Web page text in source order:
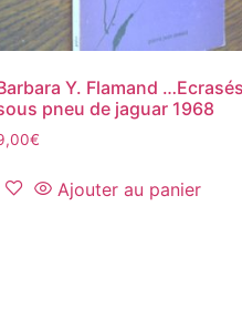
Y. Flamand …Ecrasés
pneu de jaguar 1968
€
Ajouter au panier